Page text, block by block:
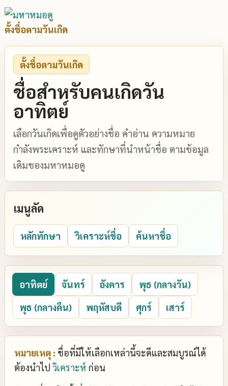
ตั้งชื่อตามวันเกิด
ตั้งชื่อตามวันเกิด
ชื่อสำหรับคนเกิดวัน
อาทิตย์
เลือกวันเกิดเพื่อดูตัวอย่างชื่อ คำอ่าน ความหมาย
กำลังพระเคราะห์ และทักษาที่นำหน้าชื่อ ตามข้อมูล
เดิมของมหาหมอดู
เมนูลัด
หลักทักษา วิเคราะห์ชื่อ ค้นหาชื่อ
อาทิตย์ จันทร์ อังคาร
พุธ (กลางวัน)
พุธ (กลางคืน)
พฤหัสบดี ศุกร์ เสาร์
หมายเหตุ : ชื่อที่มีให้เลือกเหล่านี้จะดีและสมบูรณ์ได้
ต้องนำไป วิเคราะห์ ก่อน